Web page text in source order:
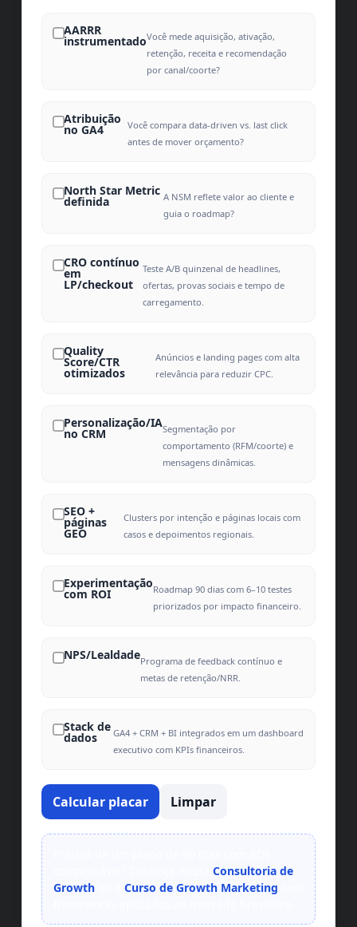
AARRR
instrumentadoVocê mede aquisição, ativação,
retenção, receita e recomendação
por canal/coorte?
Atribuição
no GA4
Você compara data-driven vs. last click
antes de mover orçamento?
North Star Metric
definida
A NSM reflete valor ao cliente e
guia o roadmap?
CRO contínuo
em
LP/checkout
Teste A/B quinzenal de headlines,
ofertas, provas sociais e tempo de
carregamento.
Quality
Score/CTR
otimizados
Anúncios e landing pages com alta
relevância para reduzir CPC.
Personalização/IA
no CRM
Segmentação por
comportamento (RFM/coorte) e
mensagens dinâmicas.
SEO +
páginas
GEO
Clusters por intenção e páginas locais com
casos e depoimentos regionais.
Experimentação
com ROI
Roadmap 90 dias com 6–10 testes
priorizados por impacto financeiro.
NPS/LealdadePrograma de feedback contínuo e
metas de retenção/NRR.
Stack de
dados
GA4 + CRM + BI integrados em um dashboard
executivo com KPIs financeiros.
Calcular placar Limpar
Consultoria de
Growthou o Curso de Growth Marketing